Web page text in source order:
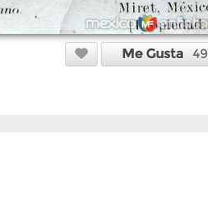
Me Gusta 49